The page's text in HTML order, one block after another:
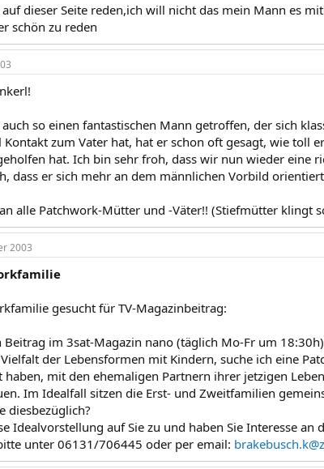
auf dieser Seite reden,ich will nicht das mein Mann es
schön zu reden
so einen fantastischen Mann getroffen, der sich
Kontakt zum Vater hat, hat er schon oft gesagt, wie toll
hat. Ich bin sehr froh, dass wir nun wieder eine
dass er sich mehr an dem männlichen Vorbild
alle Patchwork-Mütter und -Väter!! (Stiefmütter klingt
2003
gesucht für TV-Magazinbeitrag:
Beitrag im 3sat-Magazin nano (täglich Mo-Fr um
der Lebensformen mit Kindern, suche ich eine
haben, mit den ehemaligen Partnern ihrer jetzigen
Im Idealfall sitzen die Erst- und Zweitfamilien
diesbezüglich?
Idealvorstellung auf Sie zu und haben Sie Interesse
unter 06131/706445 oder per email: